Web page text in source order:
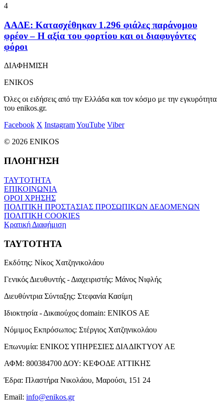
4
ΑΑΔΕ: Κατασχέθηκαν 1.296 φιάλες παράνομου
φρέον – Η αξία του φορτίου και οι διαφυγόντες
φόροι
ΔΙΑΦΗΜΙΣΗ
ENIKOS
Όλες οι ειδήσεις από την Ελλάδα και τον κόσμο με την εγκυρότητα
του enikos.gr.
Facebook X InstagramYouTube Viber
© 2026 ENIKOS
ΠΛΟΗΓΗΣΗ
ΤΑΥΤΟΤΗΤΑ
ΕΠΙΚΟΙΝΩΝΙΑ
ΟΡΟΙ ΧΡΗΣΗΣ
ΠΟΛΙΤΙΚΗ ΠΡΟΣΤΑΣΙΑΣ ΠΡΟΣΩΠΙΚΩΝ ΔΕΔΟΜΕΝΩΝ
ΠΟΛΙΤΙΚΗ COOKIES
Κρατική Διαφήμιση
ΤΑΥΤΟΤΗΤΑ
Εκδότης: Νίκος Χατζηνικολάου
Γενικός Διευθυντής - Διαχειριστής: Μάνος Νιφλής
Διευθύντρια Σύνταξης: Στεφανία Κασίμη
Ιδιοκτησία - Δικαιούχος domain: ENIKOS AE
Νόμιμος Εκπρόσωπος: Στέργιος Χατζηνικολάου
Επωνυμία: ΕΝΙΚΟΣ ΥΠΗΡΕΣΙΕΣ ΔΙΑΔΙΚΤΥΟΥ ΑΕ
ΑΦΜ: 800384700 ΔΟΥ: ΚΕΦΟΔΕ ΑΤΤΙΚΗΣ
Έδρα: Πλαστήρα Νικολάου, Μαρούσι, 151 24
Email: info@enikos.gr